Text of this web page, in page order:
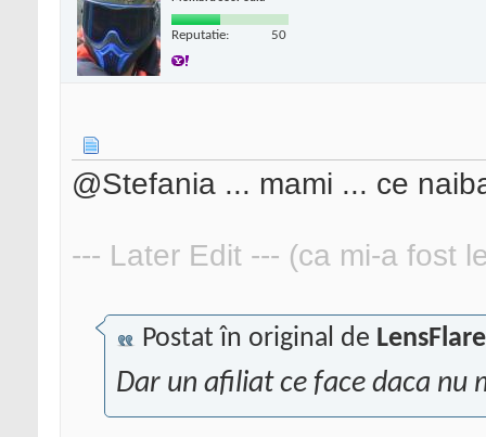
Reputatie: 50
@Stefania ... mami ... ce
--- Later Edit --- (ca mi-a fost
Postat în original de LensFlare
Dar un afiliat ce face daca nu